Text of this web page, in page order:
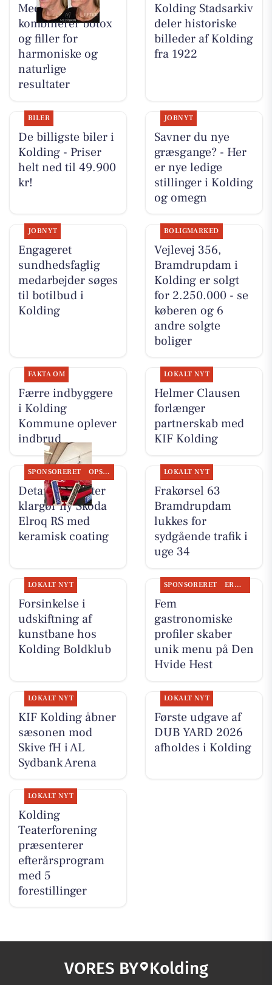
MediSkin
kombinerer botox
og filler for
harmoniske og
naturlige
resultater
Kolding Stadsarkiv
deler historiske
billeder af Kolding
fra 1922
BILER
De billigste biler i
Kolding - Priser
helt ned til 49.900
kr!
JOBNYT
Savner du nye
græsgange? - Her
er nye ledige
stillinger i Kolding
og omegn
JOBNYT
Engageret
sundhedsfaglig
medarbejder søges
til botilbud i
Kolding
BOLIGMARKED
Vejlevej 356,
Bramdrupdam i
Kolding er solgt
for 2.250.000 - se
køberen og 6
andre solgte
boliger
FAKTA OM
Færre indbyggere
i Kolding
Kommune oplever
indbrud
LOKALT NYT
Helmer Clausen
forlænger
partnerskab med
KIF Kolding
SPONSORERET OPSLAGSTAVLEN
Detailing Center
klargør ny Skoda
Elroq RS med
keramisk coating
LOKALT NYT
Frakørsel 63
Bramdrupdam
lukkes for
sydgående trafik i
uge 34
LOKALT NYT
Forsinkelse i
udskiftning af
kunstbane hos
Kolding Boldklub
SPONSORERET ERHVERV
Fem
gastronomiske
profiler skaber
unik menu på Den
Hvide Hest
LOKALT NYT
KIF Kolding åbner
sæsonen mod
Skive fH i AL
Sydbank Arena
LOKALT NYT
Første udgave af
DUB YARD 2026
afholdes i Kolding
LOKALT NYT
Kolding
Teaterforening
præsenterer
efterårsprogram
med 5
forestillinger
VORES BY Kolding